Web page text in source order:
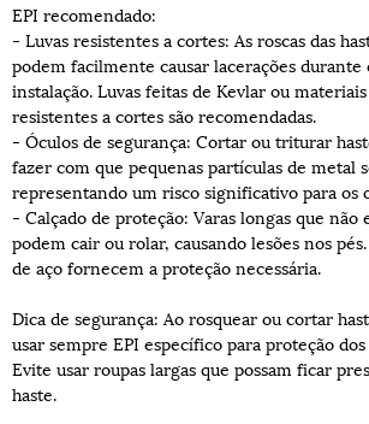
EPI recomendado:
- Luvas resistentes a cortes: As roscas das
podem facilmente causar lacerações durante
instalação. Luvas feitas de Kevlar ou
resistentes a cortes são recomendadas.
- Óculos de segurança: Cortar ou triturar
fazer com que pequenas partículas de metal
representando um risco significativo para os
- Calçado de proteção: Varas longas que não
podem cair ou rolar, causando lesões nos
de aço fornecem a proteção necessária.
Dica de segurança: Ao rosquear ou cortar
usar sempre EPI específico para proteção
Evite usar roupas largas que possam ficar
haste.